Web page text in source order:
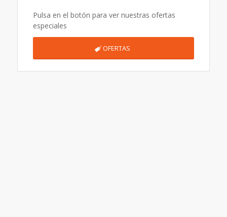
Pulsa en el botón para ver nuestras ofertas
especiales
OFERTAS